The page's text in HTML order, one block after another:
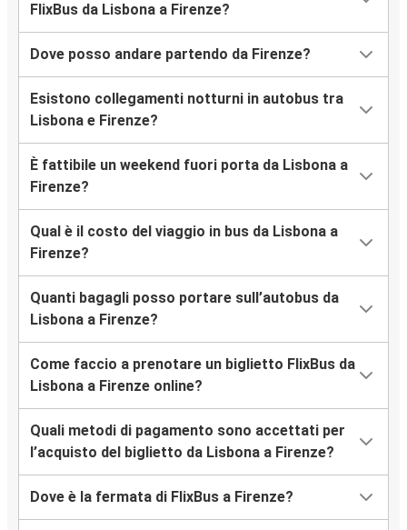
FlixBus da Lisbona a Firenze?
Dove posso andare partendo da Firenze?
Esistono collegamenti notturni in autobus tra
Lisbona e Firenze?
È fattibile un weekend fuori porta da Lisbona a
Firenze?
Qual è il costo del viaggio in bus da Lisbona a
Firenze?
Quanti bagagli posso portare sull’autobus da
Lisbona a Firenze?
Come faccio a prenotare un biglietto FlixBus da
Lisbona a Firenze online?
Quali metodi di pagamento sono accettati per
l’acquisto del biglietto da Lisbona a Firenze?
Dove è la fermata di FlixBus a Firenze?